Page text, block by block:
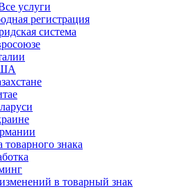
услуги
регистрация
система
товарного знака
в товарный знак